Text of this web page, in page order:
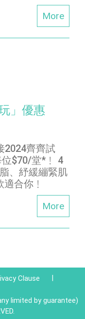
More
」優惠
2024齊齊試
$70/堂*﹗ 4
、紓緩繃緊肌
合你﹗
More
Clause
|
limited by guarantee)